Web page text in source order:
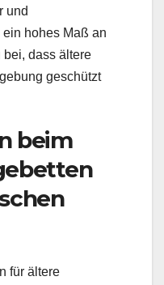
und
hohes Maß an
bei, dass ältere
geschützt
beim
für ältere